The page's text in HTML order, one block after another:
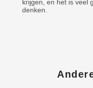
krijgen, en het is veel
denken.